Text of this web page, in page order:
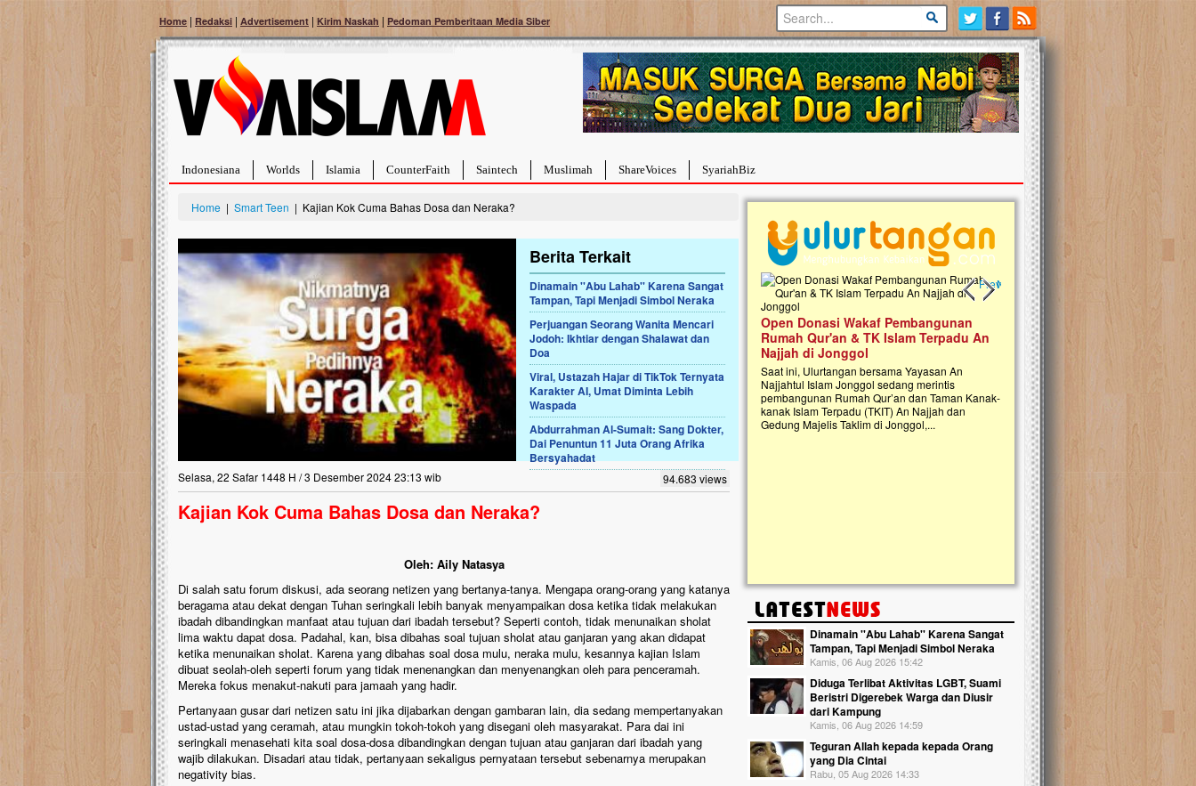
Home | Redaksi | Advertisement | Kirim Naskah | Pedoman Pemberitaan Media Siber
Indonesiana Worlds Islamia CounterFaith Saintech Muslimah ShareVoices SyariahBiz
Home | Smart Teen | Kajian Kok Cuma Bahas Dosa dan Neraka?
Berita Terkait
Dinamain ''Abu Lahab'' Karena Sangat
Tampan, Tapi Menjadi Simbol Neraka
Perjuangan Seorang Wanita Mencari
Jodoh: Ikhtiar dengan Shalawat dan
Doa
Viral, Ustazah Hajar di TikTok Ternyata
Karakter AI, Umat Diminta Lebih
Waspada
Abdurrahman Al-Sumait: Sang Dokter,
Dai Penuntun 11 Juta Orang Afrika
Bersyahadat
Selasa, 22 Safar 1448 H / 3 Desember 2024 23:13 wib 94.683 views
Kajian Kok Cuma Bahas Dosa dan Neraka?
Oleh: Aily Natasya
Di salah satu forum diskusi, ada seorang netizen yang bertanya-tanya. Mengapa orang-orang yang katanya
beragama atau dekat dengan Tuhan seringkali lebih banyak menyampaikan dosa ketika tidak melakukan
ibadah dibandingkan manfaat atau tujuan dari ibadah tersebut? Seperti contoh, tidak menunaikan sholat
lima waktu dapat dosa. Padahal, kan, bisa dibahas soal tujuan sholat atau ganjaran yang akan didapat
ketika menunaikan sholat. Karena yang dibahas soal dosa mulu, neraka mulu, kesannya kajian Islam
dibuat seolah-oleh seperti forum yang tidak menenangkan dan menyenangkan oleh para penceramah.
Mereka fokus menakut-nakuti para jamaah yang hadir.
Pertanyaan gusar dari netizen satu ini jika dijabarkan dengan gambaran lain, dia sedang mempertanyakan
ustad-ustad yang ceramah, atau mungkin tokoh-tokoh yang disegani oleh masyarakat. Para dai ini
seringkali menasehati kita soal dosa-dosa dibandingkan dengan tujuan atau ganjaran dari ibadah yang
wajib dilakukan. Disadari atau tidak, pertanyaan sekaligus pernyataan tersebut sebenarnya merupakan
negativity bias.
Previous slide
Next slide
Bantu Naura, Balita Hebat Sembuh Dari
Tumor Pembuluh Darah
Hidup Naura Salsabila dipenuhi dengan
rintangan yang sangat berat. Meskipun baru
berusia sepuluh bulan, bayi yang imut ini harus
menghadapi penyakit yang dahsyat, yaitu tumor
pembuluh darah berukuran...
Lima Tahun Mangkrak, Masjid di
Nasib masjid di Kampung Cilumbu ini sungguh
berlumut, dan menghitam terpapar panas dan
Palestina Masih Berduka, Ayo Ulurkan
Tangan Bantu Mereka
Sahabat, Ulurtangan mari kirimkan dukungan
terbaikmu untuk warga Palestina di Gaza demi
menguatkan mereka menghadapi situasi
mencekam ini. Mari dukung mereka dengan
berdonasi dengan cara:...
Open Donasi Wakaf Pembangunan
Rumah Qur'an & TK Islam Terpadu An
Najjah di Jonggol
Saat ini, Ulurtangan bersama Yayasan An
Najjahtul Islam Jonggol sedang merintis
pembangunan Rumah Qur’an dan Taman Kanak-
kanak Islam Terpadu (TKIT) An Najjah dan
Gedung Majelis Taklim di Jonggol,...
Ulurtangan Bersama PDUI Kota
Safari Wakaf Qur'an dan Tebar
Sembako ke Pelosok Negeri
Mari bergabung dalam memperkuat
kebaikan di pelosok negeri dengan
Qur'an. Jangan ragu untuk menjadi
kebaikan ini. Abadikan harta dengan
Qur'an dan saksikan...
Dinamain ''Abu Lahab'' Karena Sangat
Tampan, Tapi Menjadi Simbol Neraka
Kamis, 06 Aug 2026 15:42
Diduga Terlibat Aktivitas LGBT, Suami
Beristri Digerebek Warga dan Diusir
dari Kampung
Kamis, 06 Aug 2026 14:59
Teguran Allah kepada kepada Orang
yang Dia Cintai
Rabu, 05 Aug 2026 14:33